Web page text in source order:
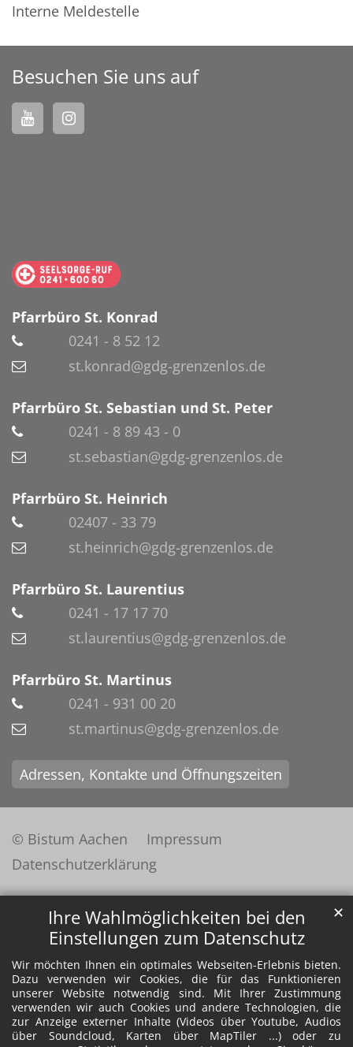
Ihre Wahlmöglichkeiten bei den
Einstellungen zum Datenschutz
Wir möchten Ihnen ein optimales Webseiten-Erlebnis bieten.
Dazu verwenden wir Cookies, die für das Funktionieren
unserer Website notwendig sind. Mit Ihrer Zustimmung
verwenden wir auch Cookies und andere Technologien, die
zur Anzeige externer Inhalte (Videos über Youtube, Audios
über Soundcloud, Karten über MapTiler ...) oder zu
✕
Interne Meldestelle
Besuchen Sie uns auf
Pfarrbüro St. Konrad
0241 - 8 52 12
st.konrad@gdg-grenzenlos.de
Pfarrbüro St. Sebastian und St. Peter
0241 - 8 89 43 - 0
st.sebastian@gdg-grenzenlos.de
Pfarrbüro St. Heinrich
02407 - 33 79
st.heinrich@gdg-grenzenlos.de
Pfarrbüro St. Laurentius
0241 - 17 17 70
st.laurentius@gdg-grenzenlos.de
Pfarrbüro St. Martinus
0241 - 931 00 20
st.martinus@gdg-grenzenlos.de
Adressen, Kontakte und Öffnungszeiten
© Bistum Aachen
Impressum
Datenschutzerklärung